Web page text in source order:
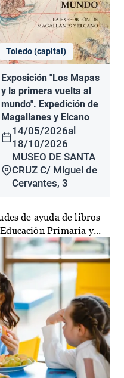
Toledo (capital)
Exposición "Los Mapas
y la primera vuelta al
mundo". Expedición de
Magallanes y Elcano
14/05/2026al
18/10/2026
MUSEO DE SANTA
CRUZ C/ Miguel de
Cervantes, 3
de ayuda de libros
Primaria y...